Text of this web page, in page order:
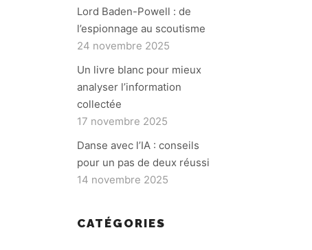
Lord Baden-Powell : de
l’espionnage au scoutisme
24 novembre 2025
Un livre blanc pour mieux
analyser l’information
collectée
17 novembre 2025
Danse avec l’IA : conseils
pour un pas de deux réussi
14 novembre 2025
CATÉGORIES